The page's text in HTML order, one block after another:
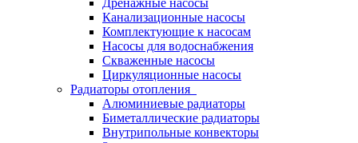
Дренажные насосы
Канализационные насосы
Комплектующие к насосам
Насосы для водоснабжения
Скваженные насосы
Циркуляционные насосы
Радиаторы отопления
Алюминиевые радиаторы
Биметаллические радиаторы
Внутрипольные конвекторы